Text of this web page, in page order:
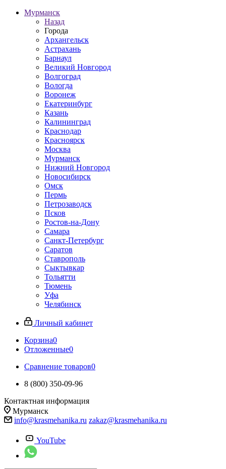
Мурманск
Назад
Города
Архангельск
Астрахань
Барнаул
Великий Новгород
Волгоград
Вологда
Воронеж
Екатеринбург
Казань
Калининград
Краснодар
Красноярск
Москва
Мурманск
Нижний Новгород
Новосибирск
Омск
Пермь
Петрозаводск
Псков
Ростов-на-Дону
Самара
Санкт-Петербург
Саратов
Ставрополь
Сыктывкар
Тольятти
Тюмень
Уфа
Челябинск
Личный кабинет
Корзина0
Отложенные0
Сравнение товаров0
8 (800) 350-09-96
Контактная информация
Мурманск
info@krasmehanika.ru zakaz@krasmehanika.ru
YouTube